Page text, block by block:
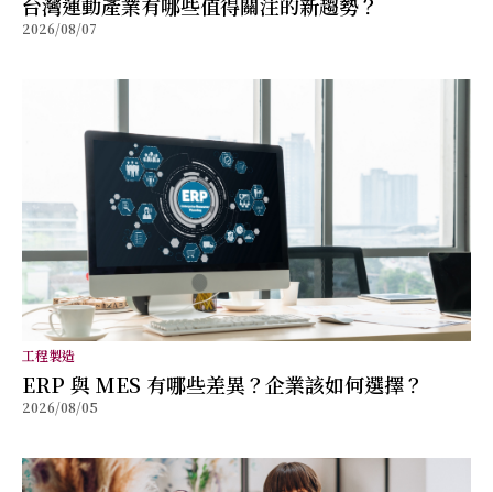
2026/08/07
工程製造
ERP 與 MES 有哪些差異？企業該如何選擇？
2026/08/05